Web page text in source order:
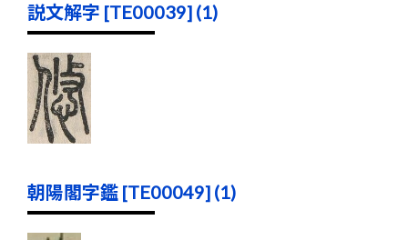
説文解字 [TE00039] (1)
朝陽閣字鑑 [TE00049] (1)